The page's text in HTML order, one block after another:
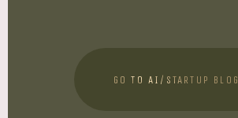
GO TO AI/STARTUP BLOG